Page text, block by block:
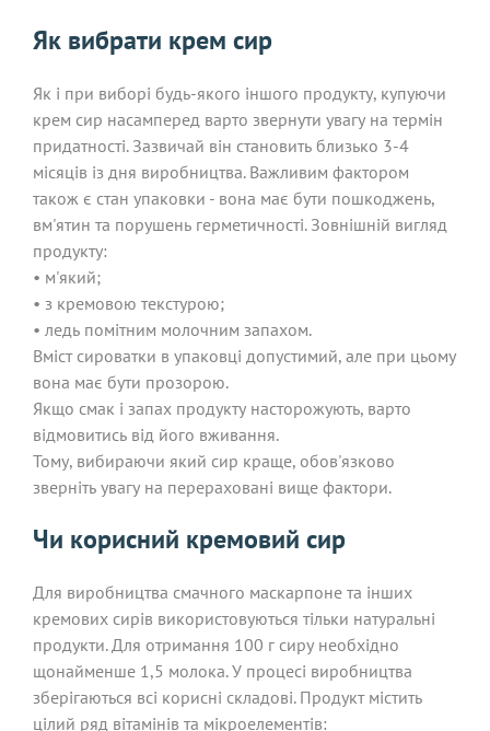
Як вибрати крем сир
Як і при виборі будь-якого іншого продукту, купуючи
крем сир насамперед варто звернути увагу на термін
придатності. Зазвичай він становить близько 3-4
місяців із дня виробництва. Важливим фактором
також є стан упаковки - вона має бути пошкоджень,
вм'ятин та порушень герметичності. Зовнішній вигляд
продукту:
• м'який;
• з кремовою текстурою;
• ледь помітним молочним запахом.
Вміст сироватки в упаковці допустимий, але при цьому
вона має бути прозорою.
Якщо смак і запах продукту насторожують, варто
відмовитись від його вживання.
Тому, вибираючи який сир краще, обов'язково
зверніть увагу на перераховані вище фактори.
Чи корисний кремовий сир
Для виробництва смачного маскарпоне та інших
кремових сирів використовуються тільки натуральні
продукти. Для отримання 100 г сиру необхідно
щонайменше 1,5 молока. У процесі виробництва
зберігаються всі корисні складові. Продукт містить
цілий ряд вітамінів та мікроелементів: